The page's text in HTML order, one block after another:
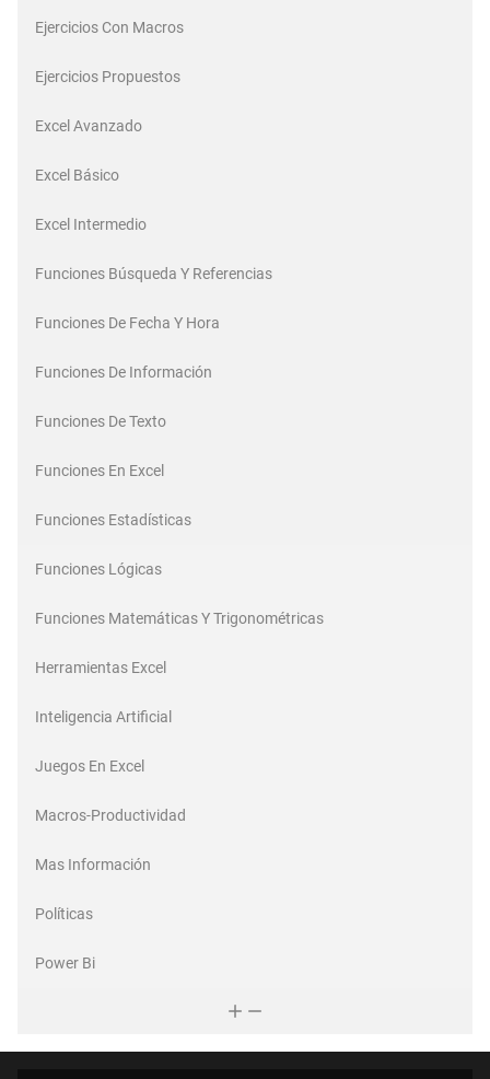
Ejercicios Con Macros
Ejercicios Propuestos
Excel Avanzado
Excel Básico
Excel Intermedio
Funciones Búsqueda Y Referencias
Funciones De Fecha Y Hora
Funciones De Información
Funciones De Texto
Funciones En Excel
Funciones Estadísticas
Funciones Lógicas
Funciones Matemáticas Y Trigonométricas
Herramientas Excel
Inteligencia Artificial
Juegos En Excel
Macros-Productividad
Mas Información
Políticas
Power Bi